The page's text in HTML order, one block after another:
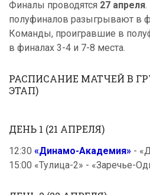
Финалы проводятся 27 апреля.
полуфиналов разыгрывают в
Команды, проигравшие в
в финалах 3-4 и 7-8 места.
РАСПИСАНИЕ МАТЧЕЙ В
ЭТАП)
ДЕНЬ 1 (21 АПРЕЛЯ)
12:30 «Динамо-Академия» -
15:00 «Тулица-2» - «Заречье-